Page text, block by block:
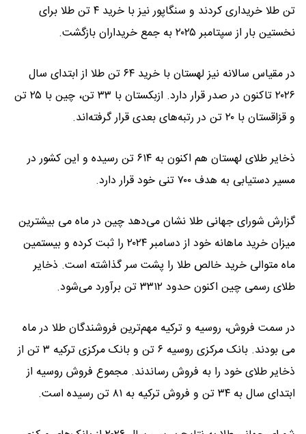
تن طلا خریداری کردند و سنگاپور نیز با خرید ۴ تن طلا برای
نخستین بار از سپتامبر ۲۰۲۵ به جمع خریداران بازگشت.
در مقیاس سالانه نیز لهستان با خرید ۶۴ تن طلا از ابتدای سال
۲۰۲۶ تاکنون در صدر قرار دارد. ازبکستان با ۳۳ تن، چین با ۲۵ تن
و قزاقستان با ۲۰ تن در رتبه‌های بعدی قرار گرفته‌اند.
ذخایر طلای لهستان هم اکنون به ۶۱۴ تن رسیده و این کشور در
مسیر دستیابی به هدف ۷۰۰ تنی خود قرار دارد.
گزارش شورای جهانی طلا نشان می‌دهد چین در ماه می بیشترین
میزان خرید ماهانه خود از دسامبر ۲۰۲۴ را ثبت کرده و بیستمین
ماه متوالی خرید خالص طلا را پشت سر گذاشته است. ذخایر
طلای رسمی چین اکنون حدود ۳۳۱۲ تن برآورد می‌شود.
در سمت فروش، روسیه و ترکیه مهم‌ترین فروشندگان طلا در ماه
می بودند. بانک مرکزی روسیه ۶ تن و بانک مرکزی ترکیه ۳ تن از
ذخایر طلای خود را به فروش رساندند. مجموع فروش روسیه از
ابتدای سال به ۳۴ تن و فروش ترکیه به ۸۱ تن رسیده است.